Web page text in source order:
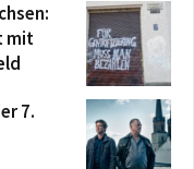
mit
7.